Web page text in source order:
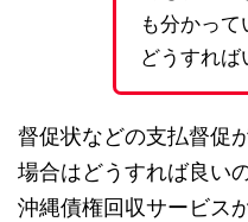
も分かって
どうすれば
督促状などの支払督促
場合はどうすれば良い
沖縄債権回収サービス